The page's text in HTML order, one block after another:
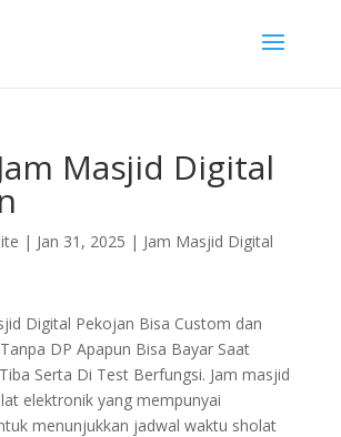
Masjid Digital
| Jan 31, 2025 | Jam Masjid Digital
Digital Pekojan Bisa Custom dan
DP Apapun Bisa Bayar Saat
Serta Di Test Berfungsi. Jam masjid
elektronik yang mempunyai
menunjukkan jadwal waktu sholat